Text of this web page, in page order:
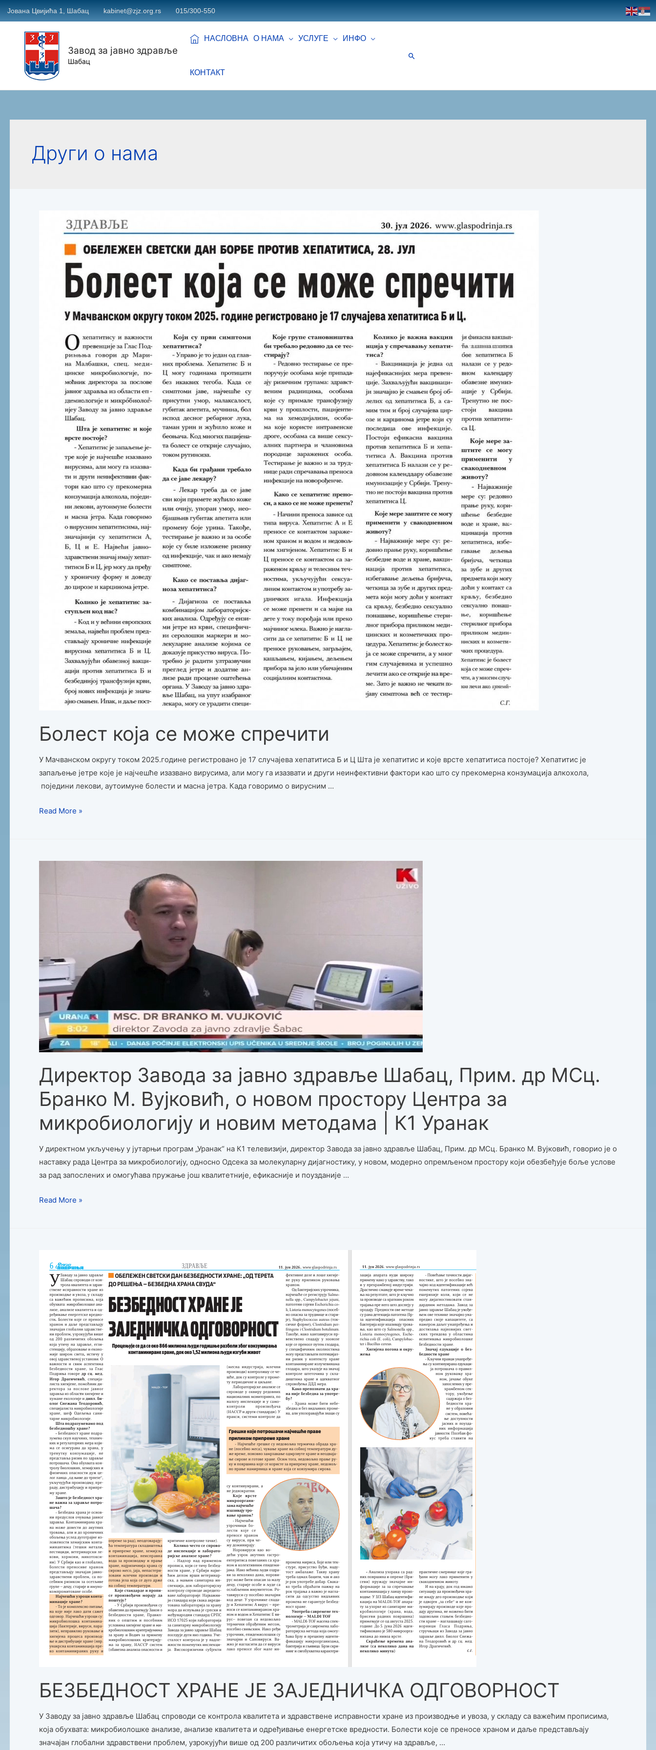
Јована Цвијића 1, Шабац kabinet@zjz.org.rs 015/300-550
Завод за јавно здравље
Шабац
НАСЛОВНА О НАМА УСЛУГЕ ИНФО
КОНТАКТ
Други о нама
Болест која се може спречити
У Мачванском округу током 2025.године регистровано је 17 случајева хепатитиса Б и Ц Шта је хепатитис и које врсте хепатитиса постоје? Хепатитис је
запаљење јетре које je најчешће изазвано вирусима, али могу га изазвати и други неинфективни фактори као што су прекомерна конзумација алкохола,
поједини лекови, аутоимуне болести и масна јетра. Када говоримо о вирусним …
Read More »
Директор Завода за јавно здравље Шабац, Прим. др МСц.
Бранко М. Вујковић, о новом простору Центрa за
микробиологију и новим методама | К1 Уранак
У директном укључењу у јутарњи програм „Уранак“ на К1 телевизији, директор Завода за јавно здравље Шабац, Прим. др МСц. Бранко М. Вујковић, говорио је о
наставку рада Центра за микробиологију, односно Одсека за молекуларну дијагностику, у новом, модерно опремљеном простору који обезбеђује боље услове
за рад запослених и омогућава пружање још квалитетније, ефикасније и поузданије …
Read More »
БЕЗБЕДНОСТ ХРАНЕ ЈЕ ЗАЈЕДНИЧКА ОДГОВОРНОСТ
У Заводу за јавно здравље Шабац спроводи се контрола квалитета и здравствене исправности хране из производње и увоза, у складу са важећим прописима,
која обухвата: микробиолошке анализе, анализе квалитета и одређивање енергетске вредности. Болести које се преносе храном и даље представљају
значајан глобални здравствени проблем, узрокујући више од 200 различитих обољења која утичу на здравље, …